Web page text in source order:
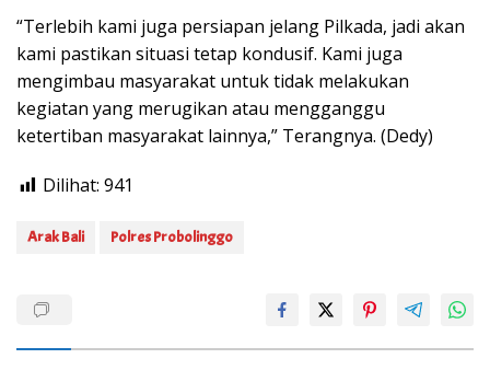
“Terlebih kami juga persiapan jelang Pilkada, jadi akan
kami pastikan situasi tetap kondusif. Kami juga
mengimbau masyarakat untuk tidak melakukan
kegiatan yang merugikan atau mengganggu
ketertiban masyarakat lainnya,” Terangnya. (Dedy)
Dilihat: 941
Arak Bali Polres Probolinggo